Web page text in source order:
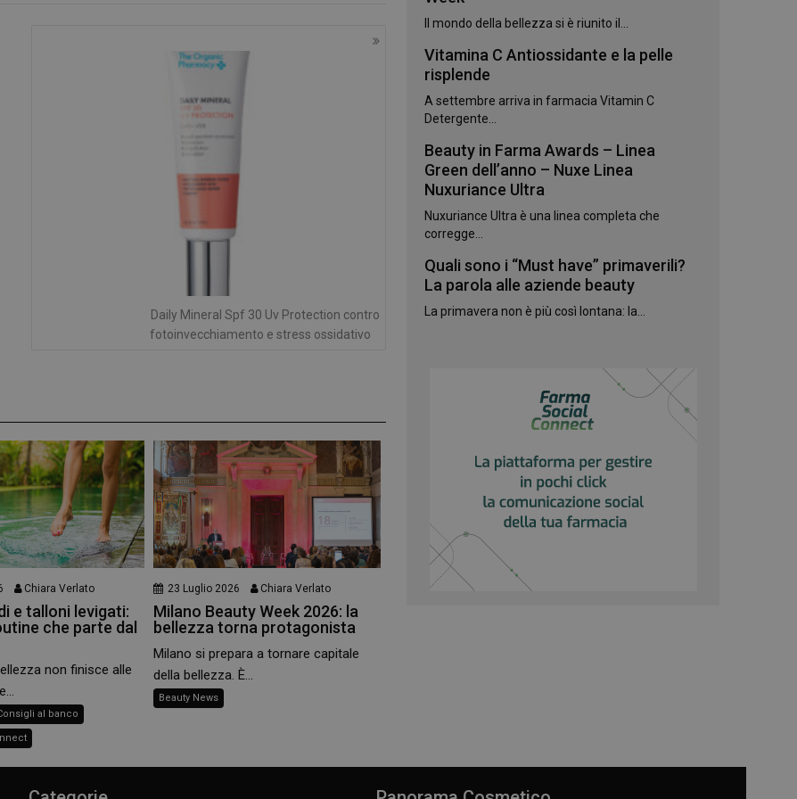
Daily Mineral Spf 30 Uv Protection contro
fotoinvecchiamento e stress ossidativo
Chiara Verlato
e talloni levigati:
che parte dal
non finisce alle
al banco
23 Luglio 2026 Chiara Verlato
Milano Beauty Week 2026: la
bellezza torna protagonista
Milano si prepara a tornare capitale
della bellezza. È...
Beauty News
Il mondo della bellezza si è riunito il...
Vitamina C Antiossidante e la pelle
risplende
A settembre arriva in farmacia Vitamin C
Detergente...
Beauty in Farma Awards – Linea
Green dell’anno – Nuxe Linea
Nuxuriance Ultra
Nuxuriance Ultra è una linea completa che
corregge...
Quali sono i “Must have” primaverili?
La parola alle aziende beauty
La primavera non è più così lontana: la...
a rendere fruibile il sito web abilitandone funzionalità di base quali la navigazione sulle pagine
del sito. Il sito web non è in grado di funzionare correttamente senza questi cookie.
SCADENZA
DESCRIZIONE
Sessione
Cookie generato da applicazioni basate sul linguaggio
mantenere le variabili di sessione utente. Normalmente
è un numero generato in modo casuale, il modo in cui
viene utilizzato può essere specifico per il sito, ma un
buon esempio è mantenere uno stato di accesso per un
1 anno 1
Questo nome di cookie è associato a Google Universal
Analytics, che è un aggiornamento significativo del
Google. Questo cookie viene utilizzato per distinguere
utenti unici assegnando un numero generato in modo
casuale come identificatore del cliente. È incluso in ogni
richiesta di pagina in un sito e utilizzato per calcolare i
dati di visitatori, sessioni e campagne per i rapporti di
analisi dei siti.
cookie di Cookie-Script.com funzioni correttamente.